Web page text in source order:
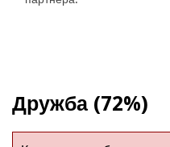
Дружба (72%)